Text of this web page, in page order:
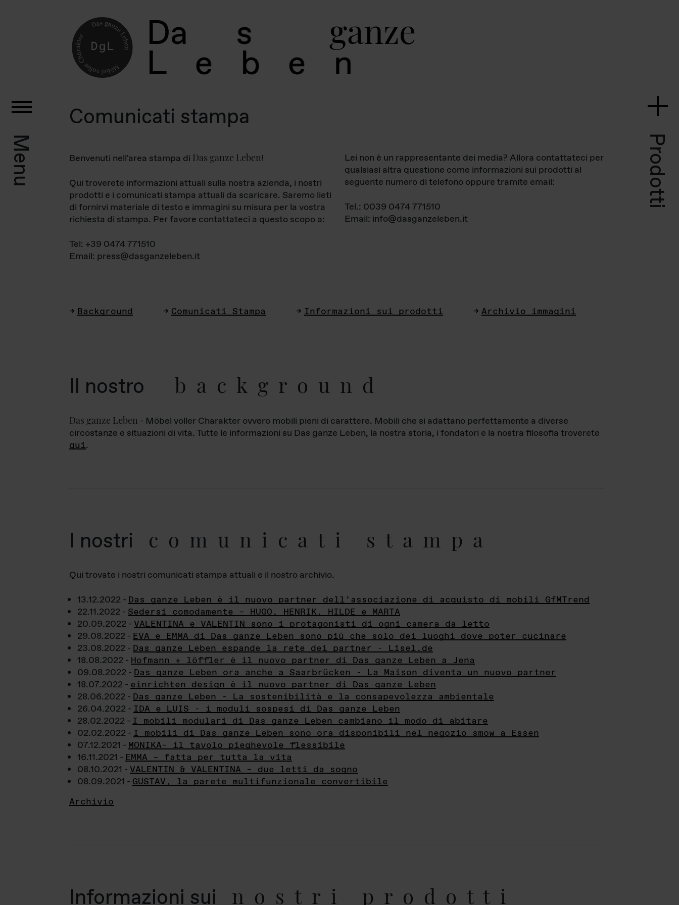
Da s ganz
L e b e
Menu Prodotti
Comunicati stampa
Benvenuti nell'area stampa di Das ganze Leben!
Qui troverete informazioni attuali sulla nostra azienda, i nostri
prodotti e i comunicati stampa attuali da scaricare. Saremo lieti
di fornirvi materiale di testo e immagini su misura per la vostra
richiesta di stampa. Per favore contattateci a questo scopo a:
Tel: +39 0474 771510
Email: press@dasganzeleben.it
Lei non è un rappresentante dei media? Allora contattateci per
qualsiasi altra questione come informazioni sui prodotti al
seguente numero di telefono oppure tramite email:
Tel.: 0039 0474 771510
Email: info@dasganzeleben.it
Background Comunicati Stampa Informazioni sui prodotti Archivio immagini
Il nostro background
Das ganze Leben - Möbel voller Charakter ovvero mobili pieni di carattere. Mobili che si adattano perfettamente a diverse
circostanze e situazioni di vita. Tutte le informazioni su Das ganze Leben, la nostra storia, i fondatori e la nostra filosofia troverete
qui.
I nostri comunicati stampa
Qui trovate i nostri comunicati stampa attuali e il nostro archivio.
13.12.2022 - Das ganze Leben è il nuovo partner dell’associazione di acquisto di mobili GfMTrend
22.11.2022 - Sedersi comodamente – HUGO, HENRIK, HILDE e MARTA
20.09.2022 - VALENTINA e VALENTIN sono i protagonisti di ogni camera da letto
29.08.2022 - EVA e EMMA di Das ganze Leben sono più che solo dei luoghi dove poter cucinare
23.08.2022 - Das ganze Leben espande la rete dei partner - Lisel.de
18.08.2022 - Hofmann + löffler è il nuovo partner di Das ganze Leben a Jena
09.08.2022 - Das ganze Leben ora anche a Saarbrücken - La Maison diventa un nuovo partner
18.07.2022 - einrichten design è il nuovo partner di Das ganze Leben
28.06.2022 - Das ganze Leben - La sostenibilità e la consapevolezza ambientale
26.04.2022 - IDA e LUIS - i moduli sospesi di Das ganze Leben
28.02.2022 - I mobili modulari di Das ganze Leben cambiano il modo di abitare
02.02.2022 - I mobili di Das ganze Leben sono ora disponibili nel negozio smow a Essen
07.12.2021 - MONIKA– il tavolo pieghevole flessibile
16.11.2021 - EMMA – fatta per tutta la vita
08.10.2021 - VALENTIN & VALENTINA – due letti da sogno
08.09.2021 - GUSTAV, la parete multifunzionale convertibile
Archivio
Informazioni sui nostri prodotti